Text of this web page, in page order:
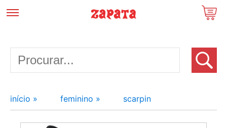
início » feminino » scarpin